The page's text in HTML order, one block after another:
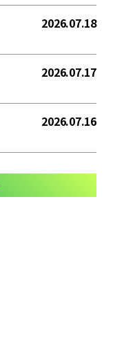
2026.07.18
2026.07.17
2026.07.16